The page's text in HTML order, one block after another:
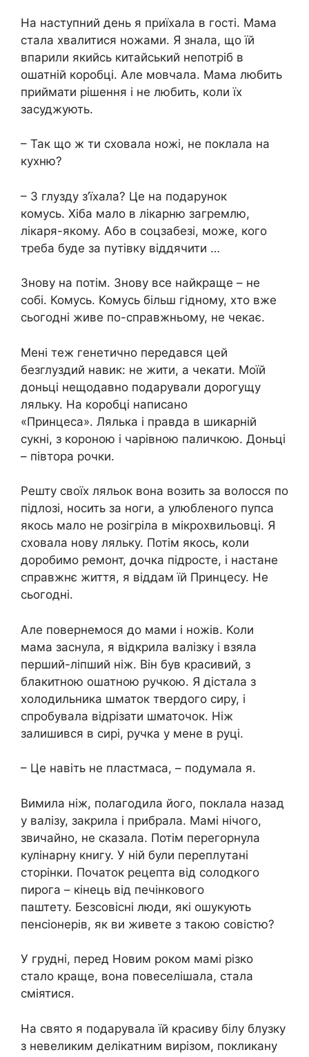
На наступний день я приїхала в гості. Мама
стала хвалитися ножами. Я знала, що їй
впарили якийсь китайський непотріб в
ошатній коробці. Але мовчала. Мама любить
приймати рішення і не любить, коли їх
засуджують.
– Так що ж ти сховала ножі, не поклала на
кухню?
– З глузду з’їхала? Це на подарунок
комусь. Хіба мало в лікарню загремлю,
лікаря-якому. Або в соцзабезі, може, кого
треба буде за путівку віддячити …
Знову на потім. Знову все найкраще – не
собі. Комусь. Комусь більш гідному, хто вже
сьогодні живе по-справжньому, не чекає.
Мені теж генетично передався цей
безглуздий навик: не жити, а чекати. Моїй
доньці нещодавно подарували дорогущу
ляльку. На коробці написано
«Принцеса». Лялька і правда в шикарній
сукні, з короною і чарівною паличкою. Доньці
– півтора рочки.
Решту своїх ляльок вона возить за волосся по
підлозі, носить за ноги, а улюбленого пупса
якось мало не розігріла в мікрохвильовці. Я
сховала нову ляльку. Потім якось, коли
доробимо ремонт, дочка підросте, і настане
справжнє життя, я віддам їй Принцесу. Не
сьогодні.
Але повернемося до мами і ножів. Коли
мама заснула, я відкрила валізку і взяла
перший-ліпший ніж. Він був красивий, з
блакитною ошатною ручкою. Я дістала з
холодильника шматок твердого сиру, і
спробувала відрізати шматочок. Ніж
залишився в сирі, ручка у мене в руці.
– Це навіть не пластмаса, – подумала я.
Вимила ніж, полагодила його, поклала назад
у валізу, закрила і прибрала. Мамі нічого,
звичайно, не сказала. Потім перегорнула
кулінарну книгу. У ній були переплутані
сторінки. Початок рецепта від солодкого
пирога – кінець від печінкового
паштету. Безсовісні люди, які ошукують
пенсіонерів, як ви живете з такою совістю?
У грудні, перед Новим роком мамі різко
стало краще, вона повеселішала, стала
сміятися.
На свято я подарувала їй красиву білу блузку
з невеликим делікатним вирізом, покликану